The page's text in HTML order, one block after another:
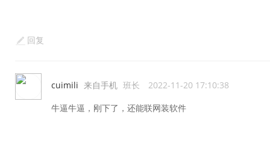
回复
cuimili 来自手机 班长 2022-11-20 17:10:38
牛逼牛逼，刚下了，还能联网装软件